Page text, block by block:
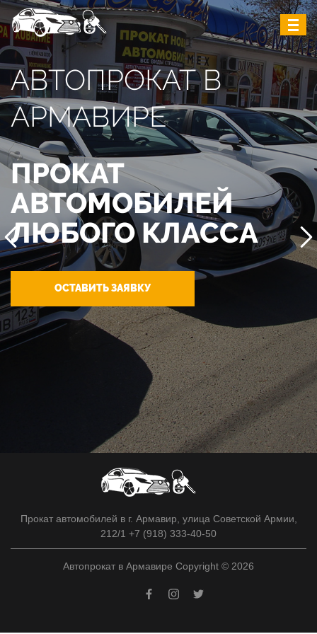
АВТОПРОКАТ В
АРМАВИРЕ
ПРОКАТ
АВТОМОБИЛЕЙ
ЛЮБОГО КЛАССА
ОСТАВИТЬ ЗАЯВКУ
Прокат автомобилей в г. Армавир, улица Советской Армии,
212/1 +7 (918) 333-40-50
Автопрокат в Армавире Copyright © 2026